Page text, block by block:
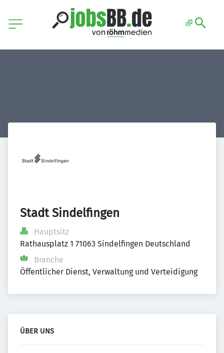
Stadt Sindelfingen
Hauptsitz
Rathausplatz 1 71063 Sindelfingen Deutschland
Branche
Öffentlicher Dienst, Verwaltung und Verteidigung
ÜBER UNS